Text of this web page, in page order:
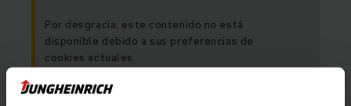
Por desgracia, este contenido no está
disponible debido a sus preferencias de
cookies actuales.
Por favor, acepte las cookies “marketing” para